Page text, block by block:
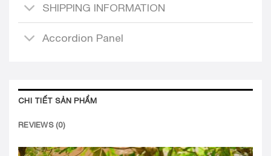
SHIPPING INFORMATION
Accordion Panel
CHI TIẾT SẢN PHẨM
REVIEWS (0)